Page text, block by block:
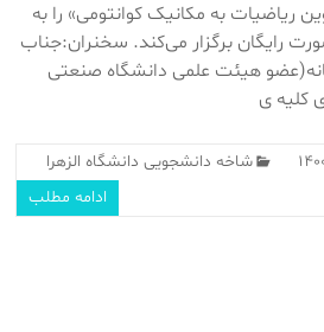
ریاضیات به مکانیک کوانتومی» را به
رایگان برگزار می‌کند. سخنران:جناب
هیئت علمی دانشگاه صنعتی
کلیه ی
شاخه دانشجویی دانشگاه الزهرا
ادامه مطلب